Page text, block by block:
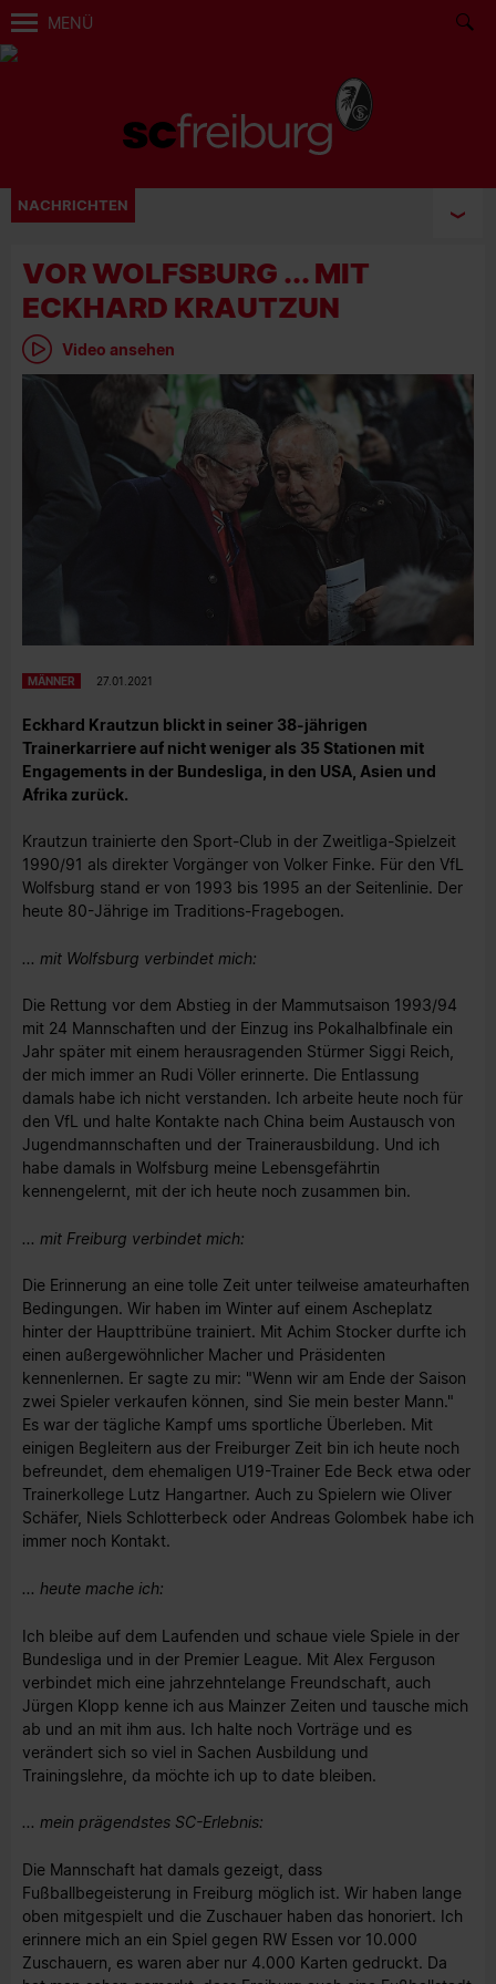
MENÜ
NACHRICHTEN
VOR WOLFSBURG ... MIT
ECKHARD KRAUTZUN
Video ansehen
MÄNNER 27.01.2021
Eckhard Krautzun blickt in seiner 38-jährigen
Trainerkarriere auf nicht weniger als 35 Stationen mit
Engagements in der Bundesliga, in den USA, Asien und
Afrika zurück.
Krautzun trainierte den Sport-Club in der Zweitliga-Spielzeit
1990/91 als direkter Vorgänger von Volker Finke. Für den VfL
Wolfsburg stand er von 1993 bis 1995 an der Seitenlinie. Der
heute 80-Jährige im Traditions-Fragebogen.
... mit Wolfsburg verbindet mich:
Die Rettung vor dem Abstieg in der Mammutsaison 1993/94
mit 24 Mannschaften und der Einzug ins Pokalhalbfinale ein
Jahr später mit einem herausragenden Stürmer Siggi Reich,
der mich immer an Rudi Völler erinnerte. Die Entlassung
damals habe ich nicht verstanden. Ich arbeite heute noch für
den VfL und halte Kontakte nach China beim Austausch von
Jugendmannschaften und der Trainerausbildung. Und ich
habe damals in Wolfsburg meine Lebensgefährtin
kennengelernt, mit der ich heute noch zusammen bin.
... mit Freiburg verbindet mich:
Die Erinnerung an eine tolle Zeit unter teilweise amateurhaften
Bedingungen. Wir haben im Winter auf einem Ascheplatz
hinter der Haupttribüne trainiert. Mit Achim Stocker durfte ich
einen außergewöhnlicher Macher und Präsidenten
kennenlernen. Er sagte zu mir: "Wenn wir am Ende der Saison
zwei Spieler verkaufen können, sind Sie mein bester Mann."
Es war der tägliche Kampf ums sportliche Überleben. Mit
einigen Begleitern aus der Freiburger Zeit bin ich heute noch
befreundet, dem ehemaligen U19-Trainer Ede Beck etwa oder
Trainerkollege Lutz Hangartner. Auch zu Spielern wie Oliver
Schäfer, Niels Schlotterbeck oder Andreas Golombek habe ich
immer noch Kontakt.
... heute mache ich:
Ich bleibe auf dem Laufenden und schaue viele Spiele in der
Bundesliga und in der Premier League. Mit Alex Ferguson
verbindet mich eine jahrzehntelange Freundschaft, auch
Jürgen Klopp kenne ich aus Mainzer Zeiten und tausche mich
ab und an mit ihm aus. Ich halte noch Vorträge und es
verändert sich so viel in Sachen Ausbildung und
Trainingslehre, da möchte ich up to date bleiben.
... mein prägendstes SC-Erlebnis:
Die Mannschaft hat damals gezeigt, dass
Fußballbegeisterung in Freiburg möglich ist. Wir haben lange
oben mitgespielt und die Zuschauer haben das honoriert. Ich
erinnere mich an ein Spiel gegen RW Essen vor 10.000
Zuschauern, es waren aber nur 4.000 Karten gedruckt. Da